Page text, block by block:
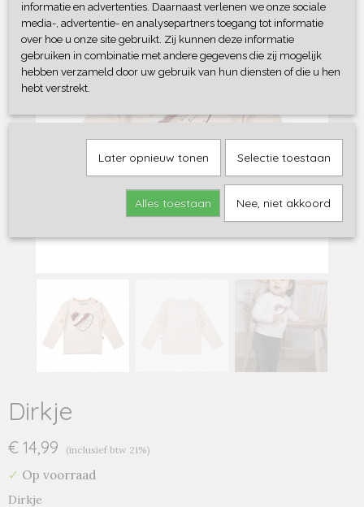
Dirkje
€ 14,99 (inclusief btw 21%)
✓ Op voorraad
Dirkje
informatie en advertenties. Daarnaast verlenen we onze sociale
media-, advertentie- en analysepartners toegang tot informatie
over hoe u onze site gebruikt. Zij kunnen deze informatie
gebruiken in combinatie met andere gegevens die zij mogelijk
hebben verzameld door uw gebruik van hun diensten of die u hen
hebt verstrekt.
Later opnieuw tonen Selectie toestaan
Alles toestaan Nee, niet akkoord